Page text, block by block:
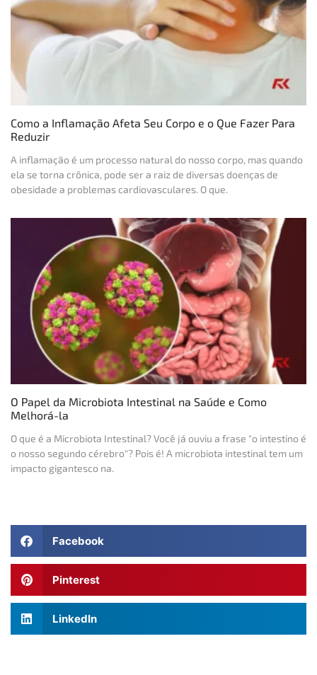
Como a Inflamação Afeta Seu Corpo e o Que Fazer Para
Reduzir
A inflamação é um processo natural do nosso corpo, mas quando
ela se torna crônica, pode ser a raiz de diversas doenças de
obesidade a problemas cardiovasculares. O que.
O Papel da Microbiota Intestinal na Saúde e Como
Melhorá-la
O que é a Microbiota Intestinal? Você já ouviu a frase "o intestino é
o nosso segundo cérebro"? Pois é! A microbiota intestinal tem um
impacto gigantesco na.
Facebook
Pinterest
LinkedIn